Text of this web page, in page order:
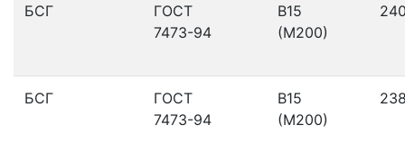
БСГ
ГОСТ
7473-94
В15
(М200)
БСГ
ГОСТ
7473-94
В15
(М200)